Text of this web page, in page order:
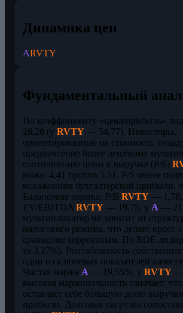
Динамика цен
ARVTY
Фундаментальный
По коэффициенту «цена/прибыль»
28,28 (у RVTY — 54,77). Инвесторы,
ориентированные на стоимость,
предпочтение более дешёвому
соотношению цены к выручке (P/S)
ниже: 4,41 против 5,51. P/S менее
искажениям бухгалтерской прибыли,
Балансовая оценка: P/B RVTY — 1,78,
EV/EBITDA RVTY — 19,75, у A —
мультипликатор не зависит от
налогового режима, что делает кросс-
сравнение корректным. По ROE
vs 3,27%). Рентабельность
один из ключевых показателей
Чистая маржа A — 19,55%, у RVTY —
высокая маржинальность означает,
оставляет себе бо́льшую долю
прибыли. Долговая нагрузка